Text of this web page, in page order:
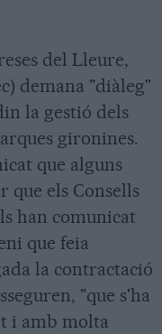
del Lleure,
demana "diàleg"
la gestió dels
gironines.
que alguns
que els Consells
han comunicat
que feia
la contractació
"que s'ha
i amb molta